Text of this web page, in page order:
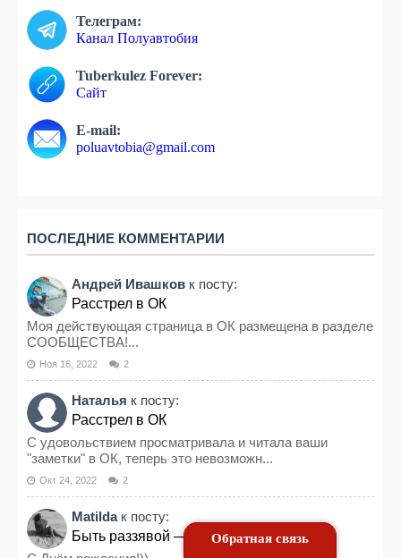
Телеграм:
Канал Полуавтобия
Tuberkulez Forever:
Сайт
E-mail:
poluavtobia@gmail.com
ПОСЛЕДНИЕ КОММЕНТАРИИ
Андрей Ивашков к посту:
Расстрел в ОК
Моя действующая страница в ОК размещена в разделе
СООБЩЕСТВА!...
Ноя 16, 2022 2
Наталья к посту:
Расстрел в ОК
С удовольствием просматривала и читала ваши
"заметки" в ОК, теперь это невозможн...
Окт 24, 2022 2
Matildaк посту:
Быть раззявой — это яОбратная связь